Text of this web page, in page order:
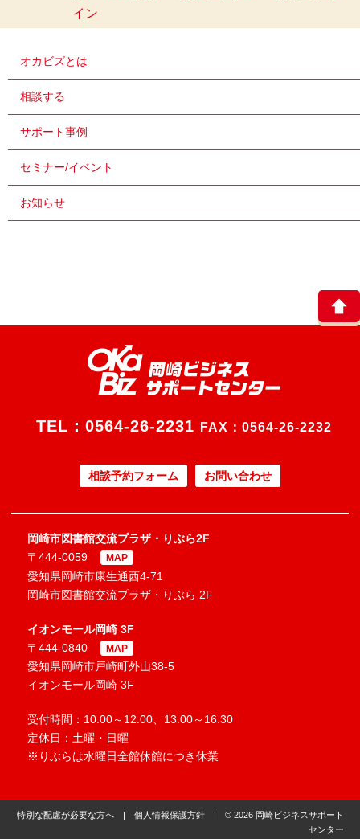
イン
オカビズとは
相談する
サポート事例
セミナー/イベント
お知らせ
TEL： 0564-26-2231 FAX：0564-26-2232
相談予約フォーム お問い合わせ
岡崎市図書館交流プラザ・りぶら2F
〒444-0059
MAP
愛知県岡崎市康生通西4-71
岡崎市図書館交流プラザ・りぶら 2F
イオンモール岡崎 3F
〒444-0840
MAP
愛知県岡崎市戸崎町外山38-5
イオンモール岡崎 3F
受付時間：10:00～12:00、13:00～16:30
定休日：土曜・日曜
※りぶらは水曜日全館休館につき休業
特別な配慮が必要な方へ 個人情報保護方針 | © 2026 岡崎ビジネスサポート
センター